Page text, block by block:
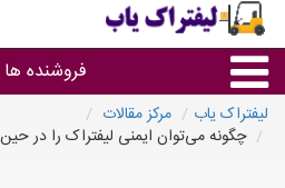
فروشنده ها
گروه ها
لیفتراک یاب
مرکز مقالات
چگونه می‌توان ایمنی لیفتراک را در